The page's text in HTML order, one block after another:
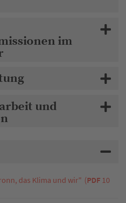
im
und
das Klima und wir" (PDF 10